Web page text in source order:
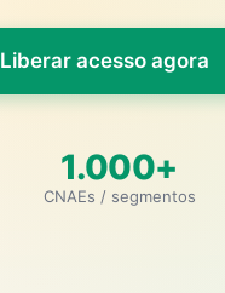
Liberar acesso agora
1.000+
CNAEs / segmentos